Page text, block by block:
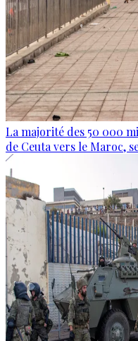
La majorité des 50 000
de Ceuta vers le Maroc,